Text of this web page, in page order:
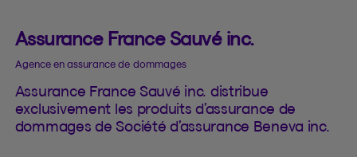
Assurance France Sauvé inc.
Agence en assurance de dommages
Assurance France Sauvé inc. distribue
exclusivement les produits d’assurance de
dommages de Société d’assurance Beneva inc.